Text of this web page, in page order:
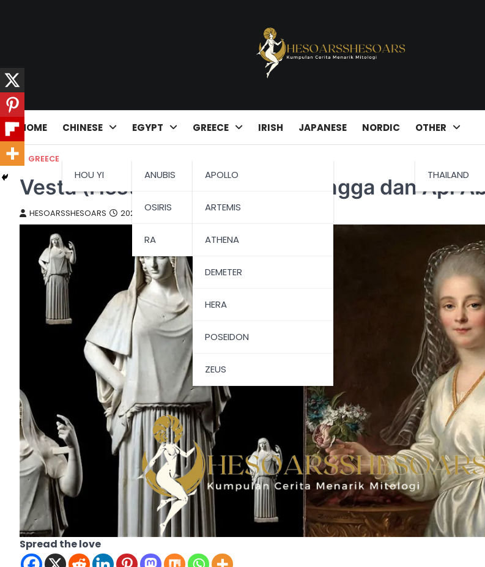
HOME CHINESE
HOU YI
EGYPT
ANUBIS
OSIRIS
RA
GREECE
APOLLO
ARTEMIS
ATHENA
DEMETER
HERA
POSEIDON
ZEUS
IRISH JAPANESE NORDIC OTHER
THAILAND
GREECE
Vesta (Hestia): Dewi Rumah Tangga dan Api
HESOARSSHESOARS 2024-02-01
Spread the love